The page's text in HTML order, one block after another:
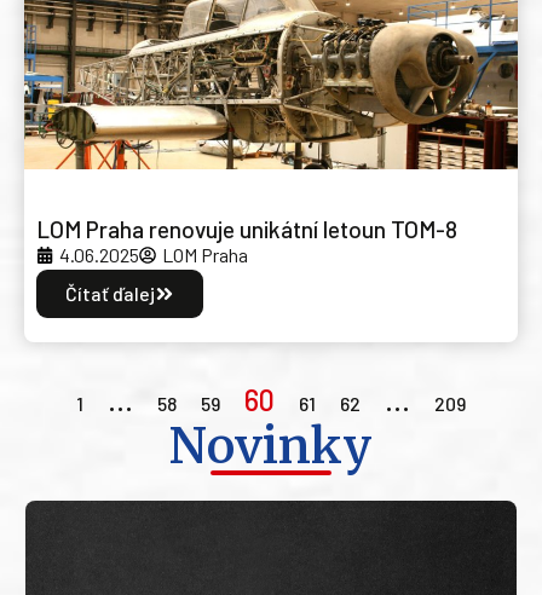
LOM Praha renovuje unikátní letoun TOM-8
4.06.2025
LOM Praha
Čítať ďalej
1 … 58 59 60 61 62 … 209
Novinky